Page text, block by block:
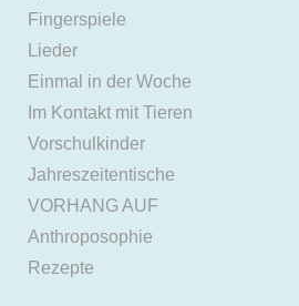
Fingerspiele
Lieder
Einmal in der Woche
Im Kontakt mit Tieren
Vorschulkinder
Jahreszeitentische
VORHANG AUF
Anthroposophie
Rezepte